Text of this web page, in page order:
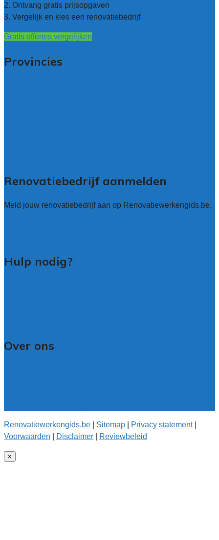
2. Ontvang gratis prijsopgaven
3. Vergelijk en kies een renovatiebedrijf
Gratis offertes vergelijken
Provincies
Renovatiebedrijf aanmelden
Meld jouw renovatiebedrijf aan op Renovatiewerkengids.be.
Hulp nodig?
Over ons
Renovatiewerkengids.be Sitemap Privacy statement|
Voorwaarden
Disclaimer Reviewbeleid
×